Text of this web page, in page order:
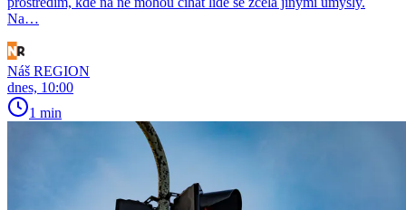
Na…
Náš REGION
dnes, 10:00
1 min